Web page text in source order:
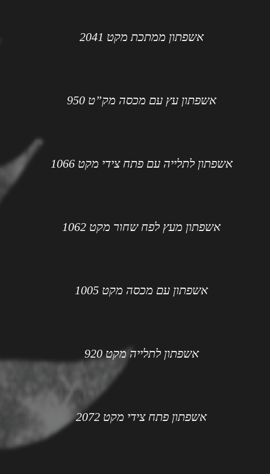
אשפתון ממתכת מקט 2041
אשפתון עץ עם מכסה מק”ט 950
אשפתון לתלייה עם פתח צידי מקט 1066
אשפתון מעץ לפח שחור מקט 1062
אשפתון עם מכסה מקט 1005
אשפתון לתלייה מקט 920
אשפתון פתח צידי מקט 2072